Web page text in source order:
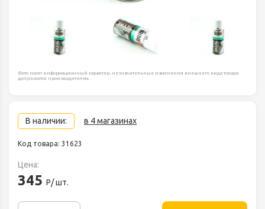
Фото носят информационный характер, незначительные изменения внешнего вида товара
допускаются производителем.
В наличии: в 4 магазинах
Код товара: 31623
Цена:
345 Р/ шт.